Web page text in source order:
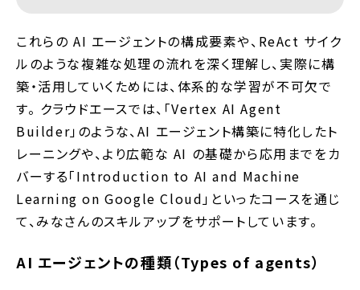
これらの AI エージェントの構成要素や、ReAct サイク
ルのような複雑な処理の流れを深く理解し、実際に構
築・活用していくためには、体系的な学習が不可欠で
す。 クラウドエースでは、「Vertex AI Agent
Builder」のような、AI エージェント構築に特化したト
レーニングや、より広範な AI の基礎から応用までをカ
バーする「Introduction to AI and Machine
Learning on Google Cloud」といったコースを通じ
て、みなさんのスキルアップをサポートしています。
AI エージェントの種類（Types of agents）